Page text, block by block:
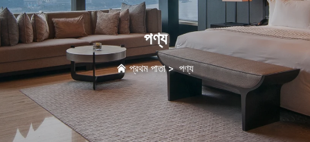
পণ্য
প্রথম পাতা>পণ্য